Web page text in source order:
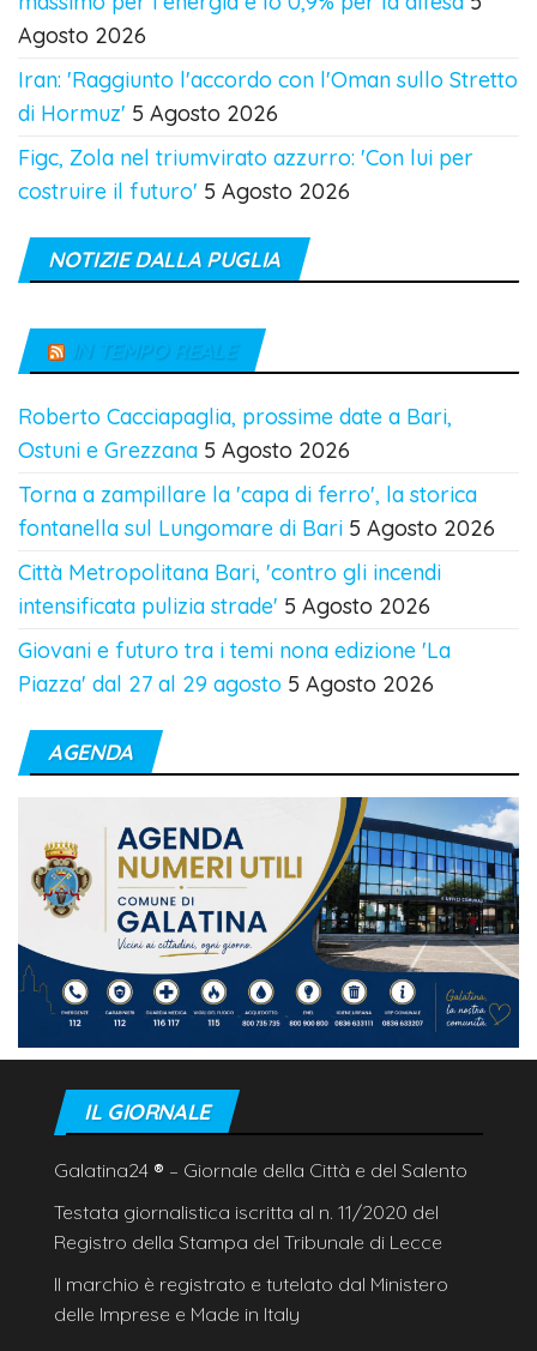
Agosto 2026
Iran: 'Raggiunto l'accordo con l'Oman sullo Stretto
di Hormuz' 5 Agosto 2026
Figc, Zola nel triumvirato azzurro: 'Con lui per
costruire il futuro' 5 Agosto 2026
NOTIZIE DALLA PUGLIA
IN TEMPO REALE
Roberto Cacciapaglia, prossime date a Bari,
Ostuni e Grezzana 5 Agosto 2026
Torna a zampillare la 'capa di ferro', la storica
fontanella sul Lungomare di Bari 5 Agosto 2026
Città Metropolitana Bari, 'contro gli incendi
intensificata pulizia strade' 5 Agosto 2026
Giovani e futuro tra i temi nona edizione 'La
Piazza' dal 27 al 29 agosto 5 Agosto 2026
AGENDA
IL GIORNALE
Galatina24 ® – Giornale della Città e del Salento
Testata giornalistica iscritta al n. 11/2020 del
Registro della Stampa del Tribunale di Lecce
Il marchio è registrato e tutelato dal Ministero
delle Imprese e Made in Italy